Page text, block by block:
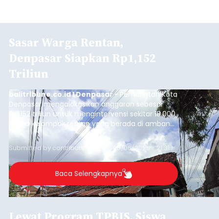
Sasar Warga Rentan,
Denpasar Siapkan Rp1,152
Triliun
balitribune.co.id I Denpasar - Pemerintah Kota
Denpasar mengalokasikan anggaran sebesar
Rp1,152 triliun untuk mengintervensi sekitar 18.000
warga kelompok rentan yang berada di ambang
garis kemiskinan. Langkah strategis ini diambil
guna menjaga masyarakat yang berada pada
kelompok desil 5 dan 6 tersebut agar tidak
merosot ke kategori miskin.
Submitted by contributor Thu, 08/06/2026 - 21:31
Baca Selengkapnya